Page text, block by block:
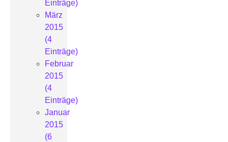
Einträge)
März
2015
(4
Einträge)
Februar
2015
(4
Einträge)
Januar
2015
(6